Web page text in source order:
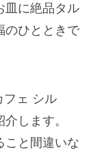
皿に絶品タル
のひとときで
フェ シル
します。
こと間違いな